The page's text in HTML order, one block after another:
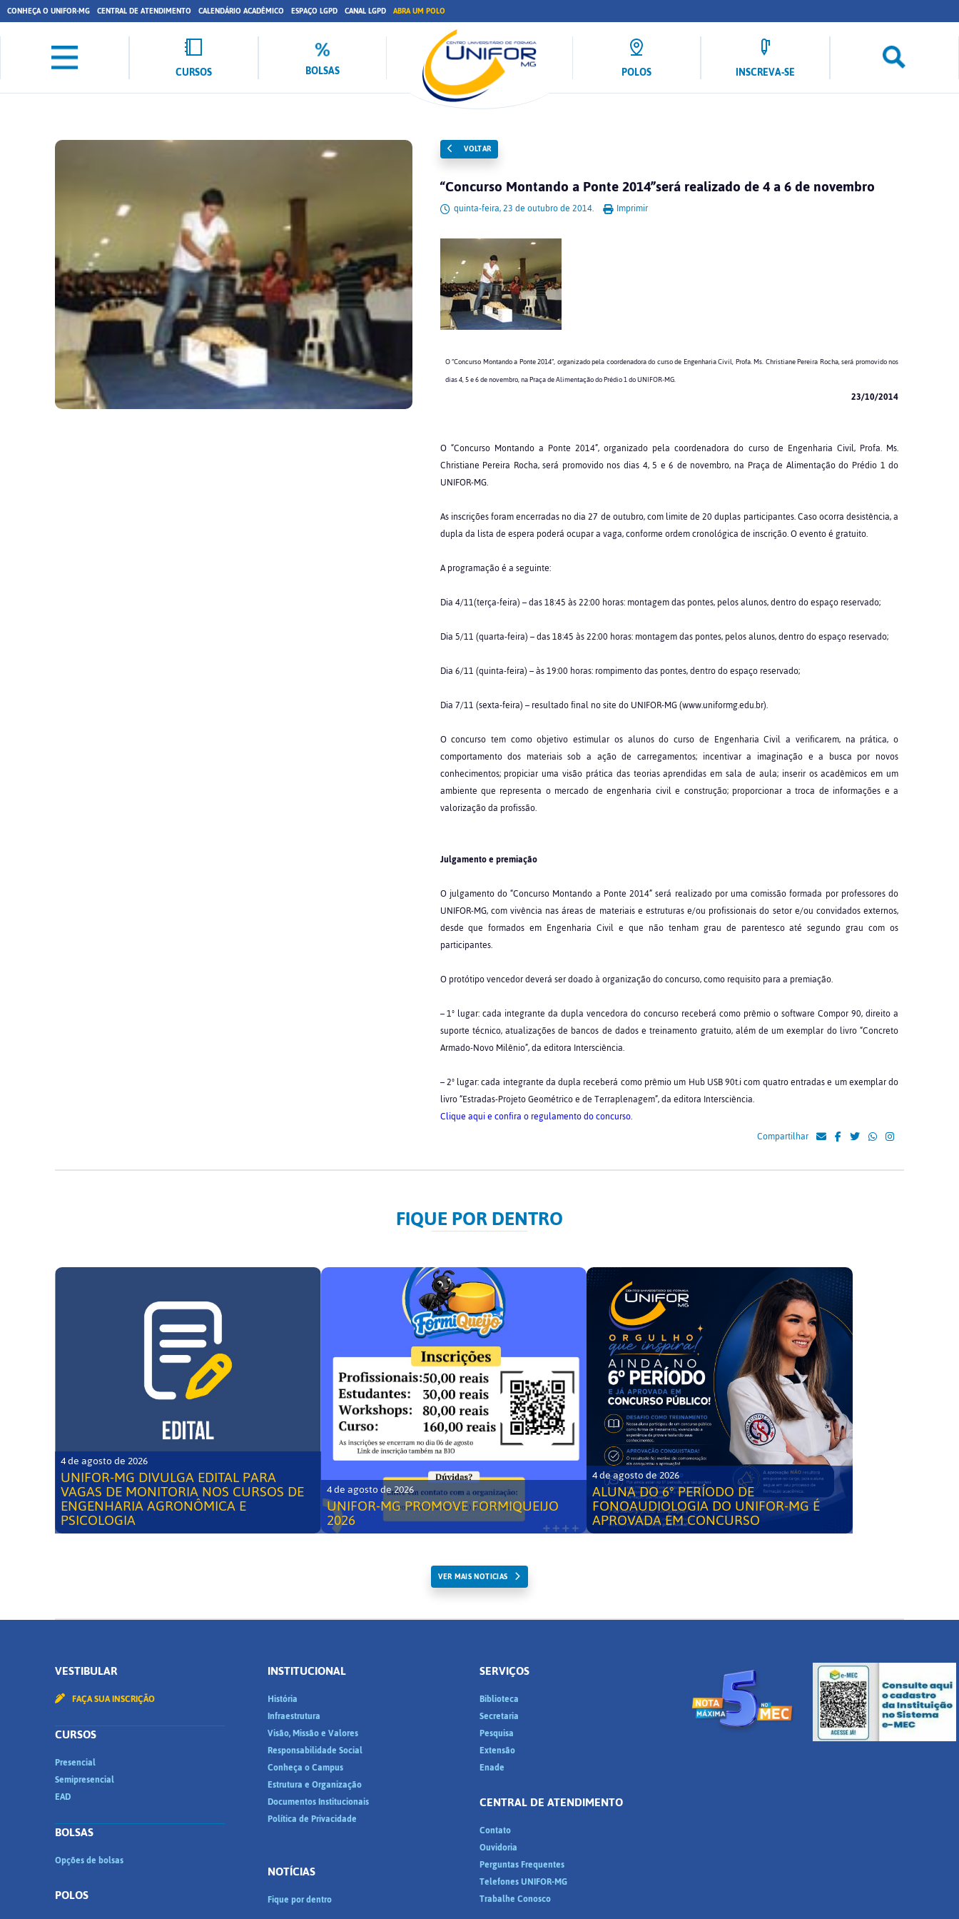
CONHEÇA O UNIFOR-MG CENTRAL DE ATENDIMENTO CALENDÁRIO ACADÊMICO ESPAÇO LGPD CANAL LGPD ABRA UM POLO
CURSOS BOLSAS POLOS INSCREVA-SE
VOLTAR
“Concurso Montando a Ponte 2014”será realizado de 4 a 6 de novembro
quinta-feira, 23 de outubro de 2014. Imprimir
O “Concurso Montando a Ponte 2014”, organizado pela coordenadora do curso de Engenharia Civil, Profa. Ms. Christiane Pereira Rocha, será promovido nos
dias 4, 5 e 6 de novembro, na Praça de Alimentação do Prédio 1 do UNIFOR-MG.
23/10/2014
O “Concurso Montando a Ponte 2014”, organizado pela coordenadora do curso de Engenharia Civil, Profa. Ms.
Christiane Pereira Rocha, será promovido nos dias 4, 5 e 6 de novembro, na Praça de Alimentação do Prédio 1 do
UNIFOR-MG.
As inscrições foram encerradas no dia 27 de outubro, com limite de 20 duplas participantes. Caso ocorra desistência, a
dupla da lista de espera poderá ocupar a vaga, conforme ordem cronológica de inscrição. O evento é gratuito.
A programação é a seguinte:
Dia 4/11(terça-feira) – das 18:45 às 22:00 horas: montagem das pontes, pelos alunos, dentro do espaço reservado;
Dia 5/11 (quarta-feira) – das 18:45 às 22:00 horas: montagem das pontes, pelos alunos, dentro do espaço reservado;
Dia 6/11 (quinta-feira) – às 19:00 horas: rompimento das pontes, dentro do espaço reservado;
Dia 7/11 (sexta-feira) – resultado final no site do UNIFOR-MG (www.uniformg.edu.br).
O concurso tem como objetivo estimular os alunos do curso de Engenharia Civil a verificarem, na prática, o
comportamento dos materiais sob a ação de carregamentos; incentivar a imaginação e a busca por novos
conhecimentos; propiciar uma visão prática das teorias aprendidas em sala de aula; inserir os acadêmicos em um
ambiente que representa o mercado de engenharia civil e construção; proporcionar a troca de informações e a
valorização da profissão.
Julgamento e premiação
O julgamento do “Concurso Montando a Ponte 2014” será realizado por uma comissão formada por professores do
UNIFOR-MG, com vivência nas áreas de materiais e estruturas e/ou profissionais do setor e/ou convidados externos,
desde que formados em Engenharia Civil e que não tenham grau de parentesco até segundo grau com os
participantes.
O protótipo vencedor deverá ser doado à organização do concurso, como requisito para a premiação.
– 1º lugar: cada integrante da dupla vencedora do concurso receberá como prêmio o software Compor 90, direito a
suporte técnico, atualizações de bancos de dados e treinamento gratuito, além de um exemplar do livro “Concreto
Armado-Novo Milênio”, da editora Intersciência.
– 2º lugar: cada integrante da dupla receberá como prêmio um Hub USB 90t.i com quatro entradas e um exemplar do
livro “Estradas-Projeto Geométrico e de Terraplenagem”, da editora Intersciência.
Clique aqui e confira o regulamento do concurso.
Compartilhar
FIQUE POR DENTRO
4 de agosto de 2026
UNIFOR-MG DIVULGA EDITAL PARA
VAGAS DE MONITORIA NOS CURSOS DE
ENGENHARIA AGRONÔMICA E
PSICOLOGIA
4 de agosto de 2026
UNIFOR-MG PROMOVE FORMIQUEIJO
2026
4 de agosto de 2026
ALUNA DO 6° PERÍODO DE
FONOAUDIOLOGIA DO UNIFOR-MG É
APROVADA EM CONCURSO
VER MAIS NOTICIAS
VESTIBULAR
FAÇA SUA INSCRIÇÃO
CURSOS
Presencial
Semipresencial
EAD
BOLSAS
Opções de bolsas
POLOS
INSTITUCIONAL
História
Infraestrutura
Visão, Missão e Valores
Responsabilidade Social
Conheça o Campus
Estrutura e Organização
Documentos Institucionais
Política de Privacidade
NOTÍCIAS
Fique por dentro
SERVIÇOS
Biblioteca
Secretaria
Pesquisa
Extensão
Enade
CENTRAL DE ATENDIMENTO
Contato
Ouvidoria
Perguntas Frequentes
Telefones UNIFOR-MG
Trabalhe Conosco